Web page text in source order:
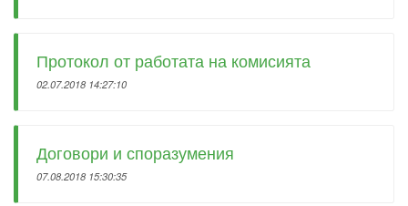
Протокол от работата на комисията
02.07.2018 14:27:10
Договори и споразумения
07.08.2018 15:30:35